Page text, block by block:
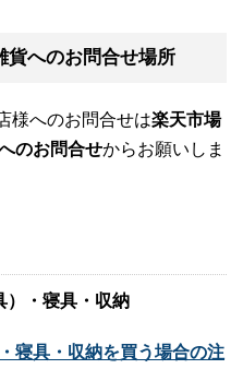
貨へのお問合せ場所
様へのお問合せは楽天市場
のお問合せからお願いしま
）・寝具・収納
寝具・収納を買う場合の注